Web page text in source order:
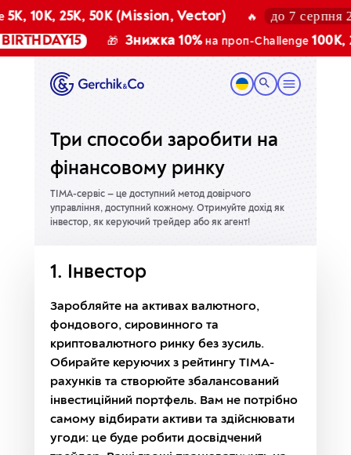
10K, 25K, 50K (Mission, Vector) 🔥 до 7 серпня
🎁 Знижка 10%на проп-Challenge100K,
Три способи заробити на
фінансовому ринку
TIMA-сервіс — це доступний метод довірчого
управління, доступний кожному. Отримуйте дохід як
інвестор, як керуючий трейдер або як агент!
1. Інвестор
Заробляйте на активах валютного,
фондового, сировинного та
криптовалютного ринку без зусиль.
Обирайте керуючих з рейтингу TIMA-
рахунків та створюйте збалансований
інвестиційний портфель. Вам не потрібно
самому відбирати активи та здійснювати
угоди: це буде робити досвідчений